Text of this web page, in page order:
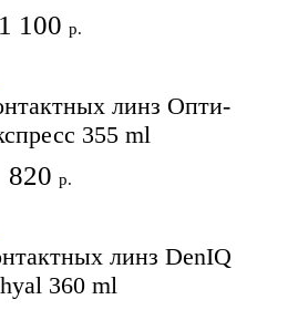
1 100 р.
линз Опти-
355 ml
820 р.
линз DenIQ
360 ml